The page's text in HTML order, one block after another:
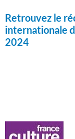
Retrouvez le
internationale
2024